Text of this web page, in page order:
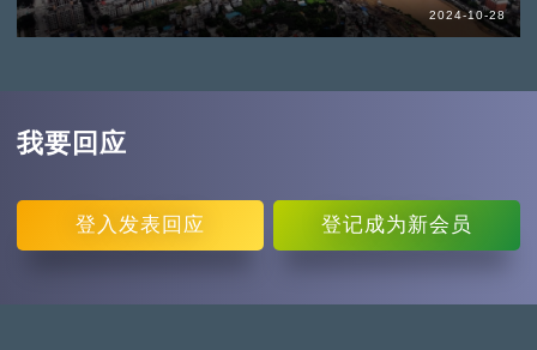
2024-10-28
我要回应
登入 发表回应 登记成为新会员